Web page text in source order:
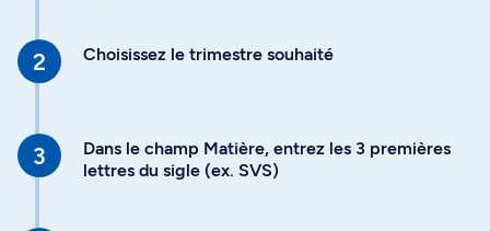
Choisissez le trimestre souhaité
Dans le champ Matière, entrez les 3 premières
lettres du sigle (ex. SVS)